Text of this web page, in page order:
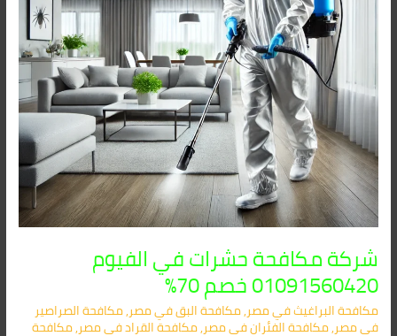
شركة مكافحة حشرات في الفيوم
01091560420 خصم 70%
مكافحة البراغيث​ في مصر,مكافحة البق​ في مصر,مكافحة الصراصير​
في مصر,مكافحة الفئران​ في مصر,مكافحة القراد​ في مصر,مكافحة